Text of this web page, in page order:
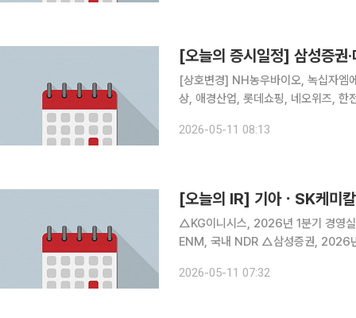
[오늘의 증시일정] 삼성증권
[상호변경] NH농우바이오, 녹십자엠에스 [결산실적공시] 삼성증권, 데브시스터즈, 클리
상, 애경산업, 롯데쇼핑, 네오위즈, 한전KPS, 더블유
2026-05-11 08:13
[오늘의 IR] 기아ㆍSK케미
△KG이니시스, 2026년 1분기 경영
ENM, 국내 NDR △삼성증권, 2026
적 및 2026년 2분기 매출전망 △데
2026-05-11 07:32